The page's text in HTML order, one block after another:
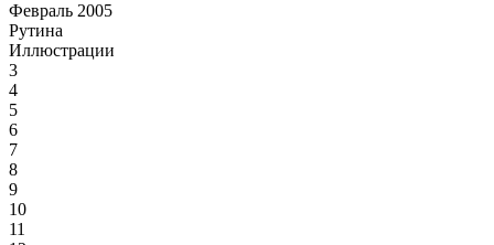
Февраль 2005
Рутина
Иллюстрации
3
4
5
6
7
8
9
10
11